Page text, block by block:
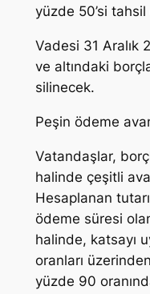
yüzde 50’si
Vadesi 31 Aralık
ve altındaki
silinecek.
Peşin ödeme
Vatandaşlar,
halinde çeşitli
Hesaplanan
ödeme süresi
halinde, katsayı
oranları
yüzde 90